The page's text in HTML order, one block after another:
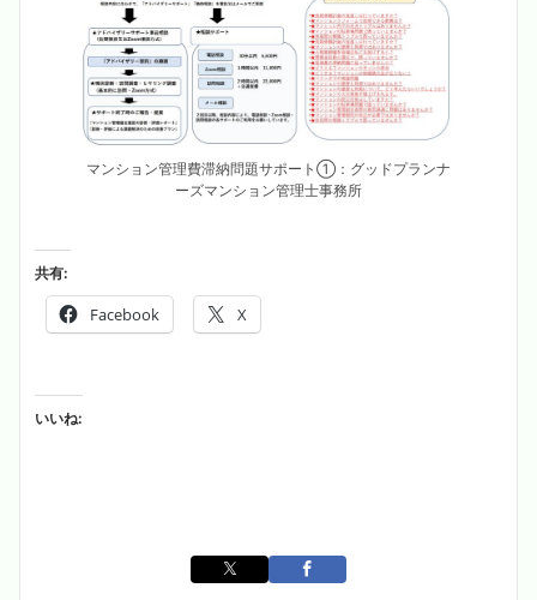
マンション管理費滞納問題サポート①：グッドプランナ
ーズマンション管理士事務所
共有:
Facebook X
いいね: